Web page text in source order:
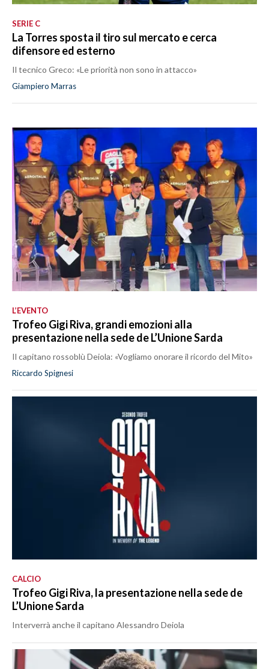
SERIE C
La Torres sposta il tiro sul mercato e cerca
difensore ed esterno
Il tecnico Greco: «Le priorità non sono in attacco»
Giampiero Marras
L’EVENTO
Trofeo Gigi Riva, grandi emozioni alla
presentazione nella sede de L’Unione Sarda
Il capitano rossoblù Deiola: «Vogliamo onorare il ricordo del Mito»
Riccardo Spignesi
CALCIO
Trofeo Gigi Riva, la presentazione nella sede de
L’Unione Sarda
Interverrà anche il capitano Alessandro Deiola